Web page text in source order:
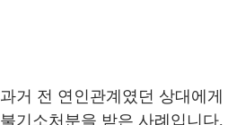
과거 전 연인관계였던 상대에게
불기소처분을 받은 사례입니다.